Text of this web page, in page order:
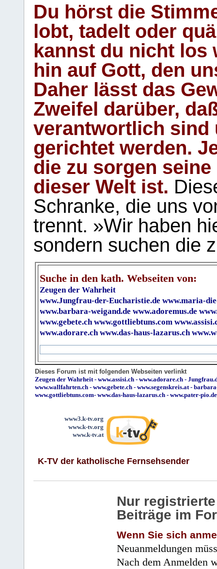
Du hörst die
lobt, tadelt oder
kannst du nicht los
hin auf Gott, den
Daher lässt das
Zweifel darüber,
verantwortlich sind
gerichtet werden.
die zu sorgen
dieser Welt ist.
Schranke, die uns
trennt. »Wir haben
sondern suchen die
Suche in den kath. Webseiten von:
Zeugen der Wahrheit
www.Jungfrau-der-Eucharistie.de www.maria-
www.barbara-weigand.de www.adoremus.de
www.gebete.ch www.gottliebtuns.com
www.adorare.ch www.das-haus-lazarus.ch
Dieses Forum ist mit folgenden Webseiten verlinkt
Zeugen der Wahrheit- www.assisi.ch - www.adorare.ch -
www.wallfahrten.ch - www.gebete.ch - www.segenskreis.at-
www.gottliebtuns.com- www.das-haus-lazarus.ch - www.pater-pio.de
www3.k-tv.org
www.k-tv.org
www.k-tv.at
K-TV der katholische Fernsehsender
Nur
Beiträge im
Wenn Sie sich
Neuanmeldungen
Nach dem Anmelden